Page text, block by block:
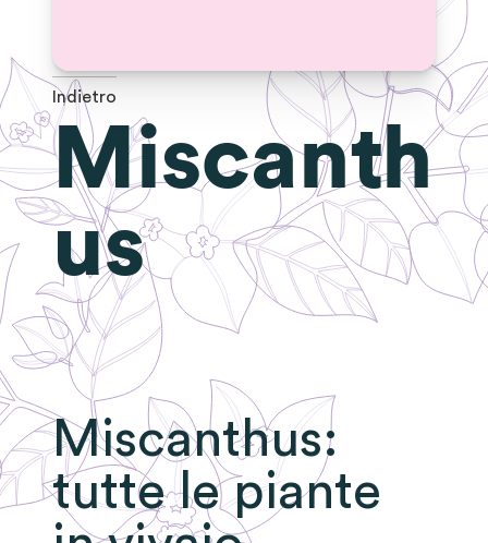
Indietro
Miscanth
us
Miscanthus:
tutte le piante